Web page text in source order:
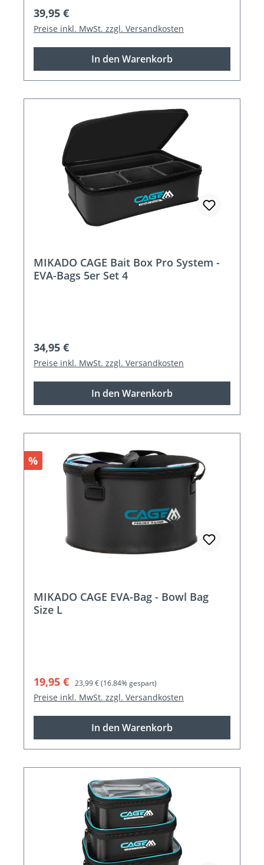
Regulärer Preis:
39,95 €
Preise inkl. MwSt. zzgl. Versandkosten
In den Warenkorb
MIKADO CAGE Bait Box Pro System -
EVA-Bags 5er Set 4
Regulärer Preis:
34,95 €
Preise inkl. MwSt. zzgl. Versandkosten
In den Warenkorb
Rabatt
%
MIKADO CAGE EVA-Bag - Bowl Bag
Size L
Verkaufspreis:
19,95 € Regulärer Preis:
23,99 €(16.84% gespart)
Preise inkl. MwSt. zzgl. Versandkosten
In den Warenkorb